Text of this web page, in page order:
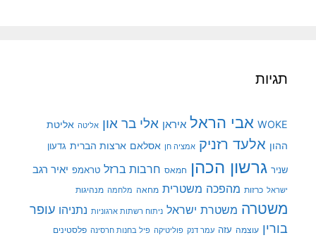
תגיות
WOKE אבי הראל איראן אלי בר און אליטה אליטת
ההון אלעד רזניק אמציה חן אסלאם ארצות הברית גדעון
שניר גרשון הכהן חמאס חרבות ברזל טראמפ יאיר רגב
ישראל כרזות מהפכה משטרית מחאה מלחמה מנהיגות
משטרה משטרת ישראל ניתוח רשתות ארגוניות נתניהו עופר
בורין עוצמה עזה עמר דנק פוליטיקה פיל בחנות חרסינה פלסטינים